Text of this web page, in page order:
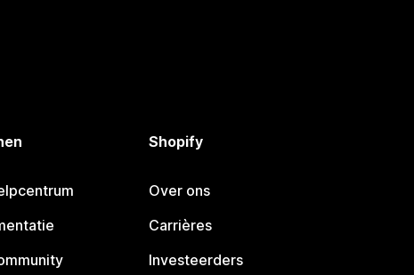
Shopify
Over ons
Carrières
Investeerders